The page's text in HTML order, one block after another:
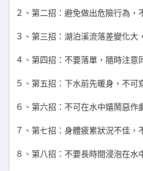
２、第二招：避免做出危險行為，
３、第三招：湖泊溪流落差變化大
４、第四招：不要落單，隨時注意
５、第五招：下水前先暖身，不可
６、第六招：不可在水中嬉鬧惡作
７、第七招：身體疲累狀況不佳，
８、第八招：不要長時間浸泡在水